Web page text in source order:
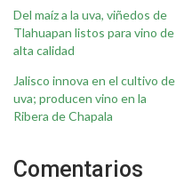
Del maíz a la uva, viñedos de
Tlahuapan listos para vino de
alta calidad
Jalisco innova en el cultivo de
uva; producen vino en la
Ribera de Chapala
Comentarios